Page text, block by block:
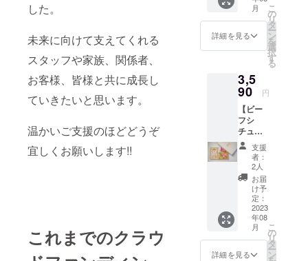
した。
未来に向けて支えてくれる
スタッフや家族、関係者、
お客様、皆様と共に成長し
ていきたいと思います。
温かいご支援のほどどうぞ
宜しくお願いします!!
これまでのクラウ
してお
りま
す。
（真空
同じ生
鮮食品
のた
はござ
いませ
ん。 お
いしく
お召し
上がり
いただ
ける期
間とし
て、 精
米年月
日より
75日以
内をお
すすめ
してお
りま
分 …
２袋 配
送料込
み ギフ
トボッ
入れて
お送り
しま
す。 お
米のお
いしい
炊き方
が書い
たパン
フレッ
ト付き
です。
保存方
法 冷
暗所 お
米はお
野菜と
月
詳細を見る
こ
の
リ
タ
ー
ン
を
選
択
す
る
3,5
90 円
【ビー
フシ
チュー×
洋食に
合うお
米 ギ
フト
ボック
ス付
き】 監
修レト
ルト
「ビー
フシ
支援
者：
2人
お届
け予
定：
2023
年08
月
詳細を見る
こ
の
リ
タ
ー
ン